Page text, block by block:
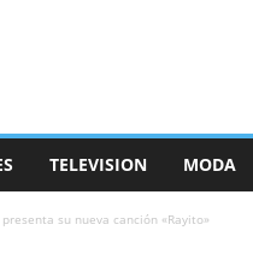
TELEVISION MODA
su nueva canción «Rayito»